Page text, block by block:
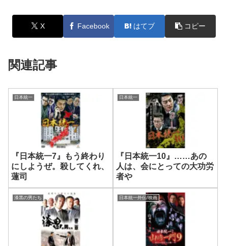
X Facebook はてブ コピー
関連記事
日本統一
『日本統一7』もう終わり
にしようぜ。殺してくれ、
蓮司
日本統一
『日本統一10』……あの
人は、会にとっての大功労
者や
漆黒の男たち 日本統一外伝/映画